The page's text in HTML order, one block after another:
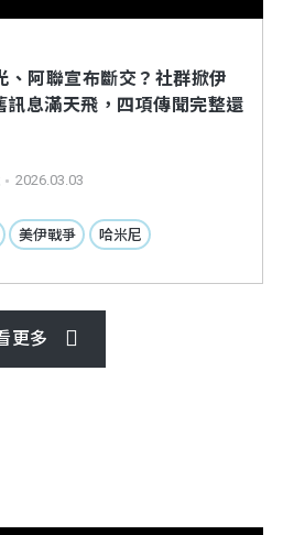
、阿聯宣布斷交？社群掀伊
訊息滿天飛，四項傳聞完整還
2026.03.03
美伊戰爭 哈米尼
更多